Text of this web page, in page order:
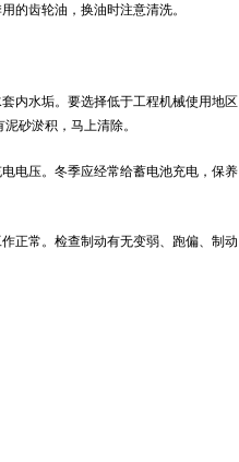
齿轮油，换油时注意清洗。
内水垢。要选择低于工程机械使用地区
砂淤积，马上清除。
电压。冬季应经常给蓄电池充电，保养
正常。检查制动有无变弱、跑偏、制动